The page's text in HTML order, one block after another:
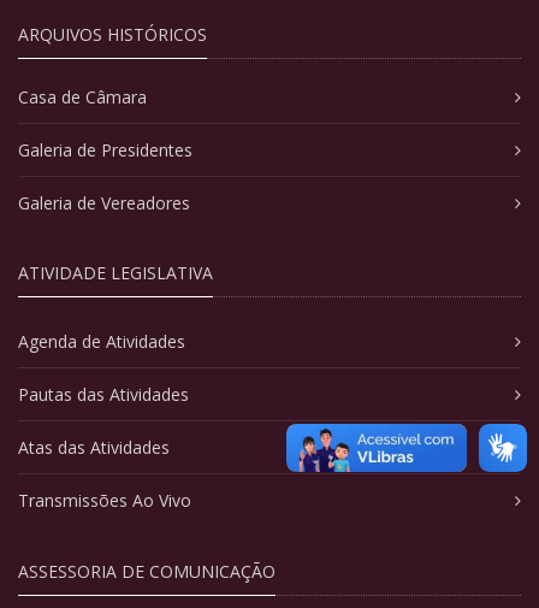
ARQUIVOS HISTÓRICOS
Casa de Câmara
Galeria de Presidentes
Galeria de Vereadores
ATIVIDADE LEGISLATIVA
Agenda de Atividades
Pautas das Atividades
Atas das Atividades
Transmissões Ao Vivo
ASSESSORIA DE COMUNICAÇÃO